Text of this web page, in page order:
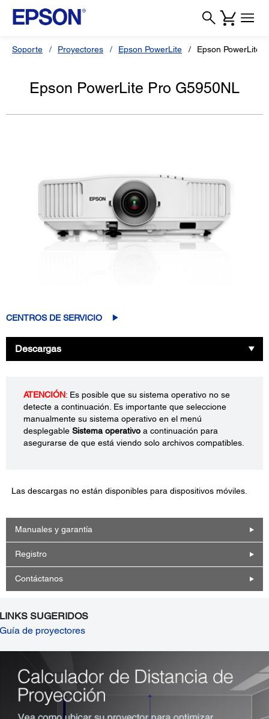
Soporte Proyectores Epson PowerLite Epson PowerLite
Epson PowerLite Pro G5950NL
CENTROS DE SERVICIO
Descargas
ATENCIÓN: Es posible que su sistema operativo no se
detecte a continuación. Es importante que seleccione
manualmente su sistema operativo en el menú
desplegable Sistema operativo a continuación para
asegurarse de que está viendo solo archivos compatibles.
Las descargas no están disponibles para dispositivos móviles.
Manuales y garantía
Registro
Contáctanos
LINKS SUGERIDOS
Guía de proyectores